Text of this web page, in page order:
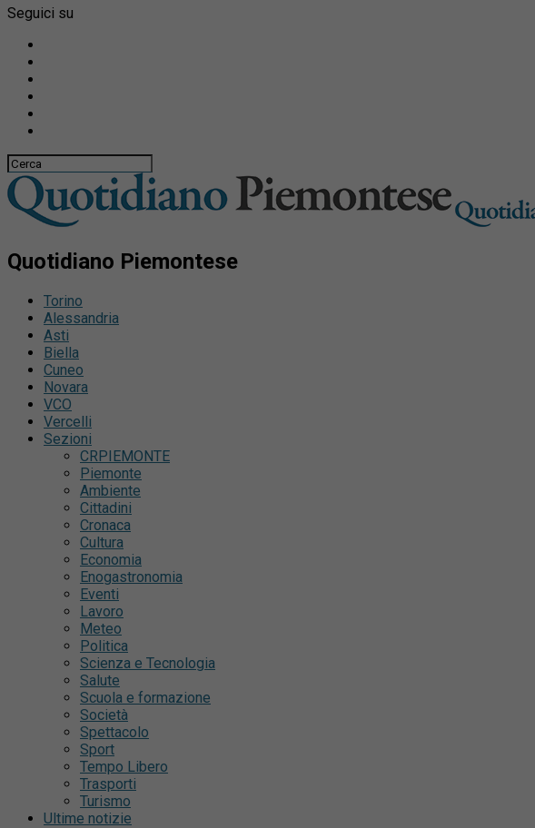
Seguici su
Quotidiano Piemontese
Torino
Alessandria
Asti
Biella
Cuneo
Novara
VCO
Vercelli
Sezioni
CRPIEMONTE
Piemonte
Ambiente
Cittadini
Cronaca
Cultura
Economia
Enogastronomia
Eventi
Lavoro
Meteo
Politica
Scienza e Tecnologia
Salute
Scuola e formazione
Società
Spettacolo
Sport
Tempo Libero
Trasporti
Turismo
Ultime notizie